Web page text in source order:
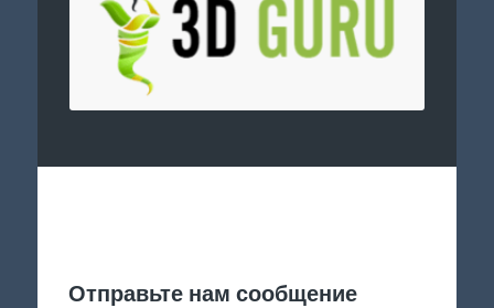
Отправьте нам сообщение